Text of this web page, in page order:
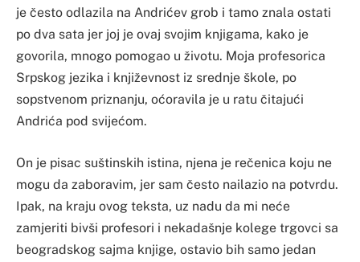
je često odlazila na Andrićev grob i tamo znala ostati
po dva sata jer joj je ovaj svojim knjigama, kako je
govorila, mnogo pomogao u životu. Moja profesorica
Srpskog jezika i književnost iz srednje škole, po
sopstvenom priznanju, oćoravila je u ratu čitajući
Andrića pod svijećom.
On je pisac suštinskih istina, njena je rečenica koju ne
mogu da zaboravim, jer sam često nailazio na potvrdu.
Ipak, na kraju ovog teksta, uz nadu da mi neće
zamjeriti bivši profesori i nekadašnje kolege trgovci sa
beogradskog sajma knjige, ostavio bih samo jedan